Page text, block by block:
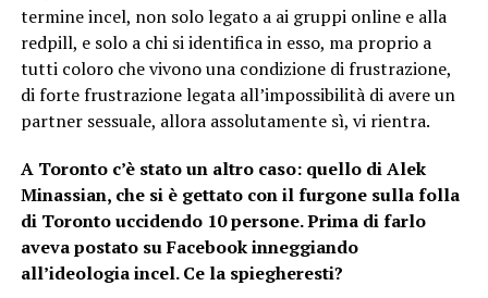
termine incel, non solo legato a ai gruppi online e alla
redpill, e solo a chi si identifica in esso, ma proprio a
tutti coloro che vivono una condizione di frustrazione,
di forte frustrazione legata all’impossibilità di avere un
partner sessuale, allora assolutamente sì, vi rientra.
A Toronto c’è stato un altro caso: quello di Alek
Minassian, che si è gettato con il furgone sulla folla
di Toronto uccidendo 10 persone. Prima di farlo
aveva postato su Facebook inneggiando
all’ideologia incel. Ce la spiegheresti?